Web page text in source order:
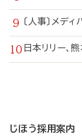
〔人事〕メデ
日本リリー、
じほう採用案内